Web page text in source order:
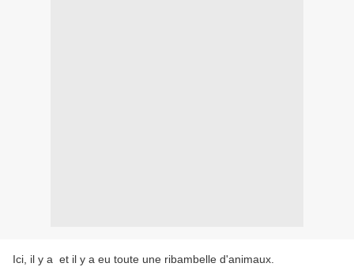
Ici, il y a et il y a eu toute une ribambelle d'animaux.